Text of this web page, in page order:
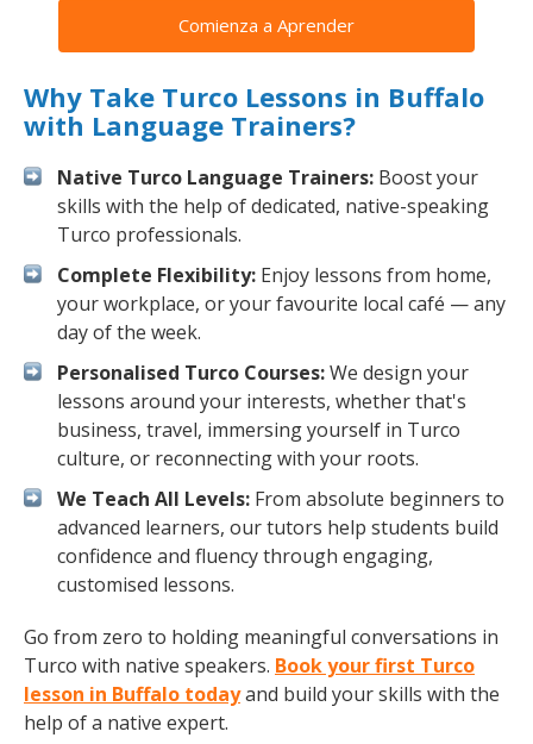
Comienza a Aprender
Why Take Turco Lessons in Buffalo
with Language Trainers?
Native Turco Language Trainers: Boost your
skills with the help of dedicated, native-speaking
Turco professionals.
Complete Flexibility: Enjoy lessons from home,
your workplace, or your favourite local café — any
day of the week.
Personalised Turco Courses:We design your
lessons around your interests, whether that's
business, travel, immersing yourself in Turco
culture, or reconnecting with your roots.
We Teach All Levels: From absolute beginners to
advanced learners, our tutors help students build
confidence and fluency through engaging,
customised lessons.
Go from zero to holding meaningful conversations in
Turco with native speakers. Book your first Turco
lesson in Buffalo todayand build your skills with the
help of a native expert.